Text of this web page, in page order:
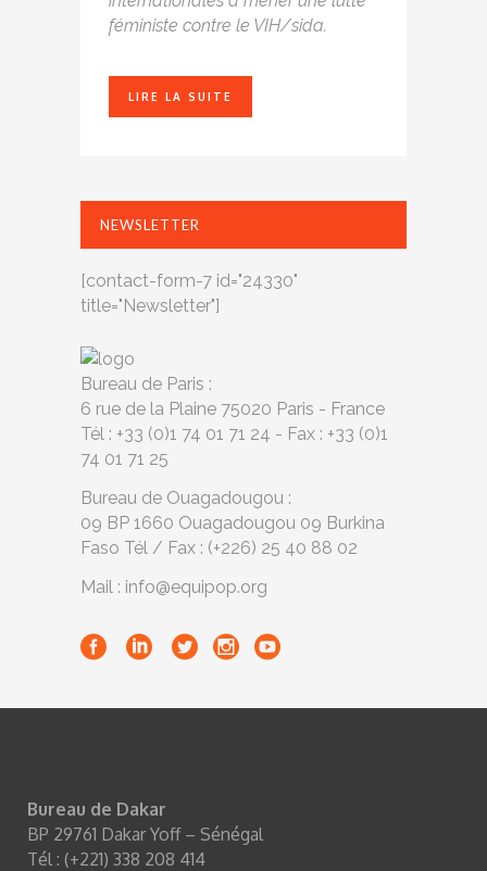
féministe contre le VIH/sida.
LIRE LA SUITE
NEWSLETTER
[contact-form-7 id="24330"
title="Newsletter"]
Bureau de Paris :
6 rue de la Plaine 75020 Paris - France
Tél : +33 (0)1 74 01 71 24 - Fax : +33 (0)1
74 01 71 25
Bureau de Ouagadougou :
09 BP 1660 Ouagadougou 09 Burkina
Faso Tél / Fax : (+226) 25 40 88 02
Mail : info@equipop.org
Bureau de Dakar
BP 29761 Dakar Yoff – Sénégal
Tél : (+221) 338 208 414